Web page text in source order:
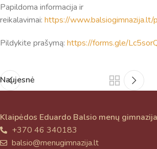
Papildoma informacija ir
reikalavimai: https://www.balsiogimnazija.lt/
Pildykite prašymą: https://forms.gle/
Naujesnė
Klaipėdos Eduardo Balsio menų gimnazija
+370 46 340183
balsio@menugimnazija.lt